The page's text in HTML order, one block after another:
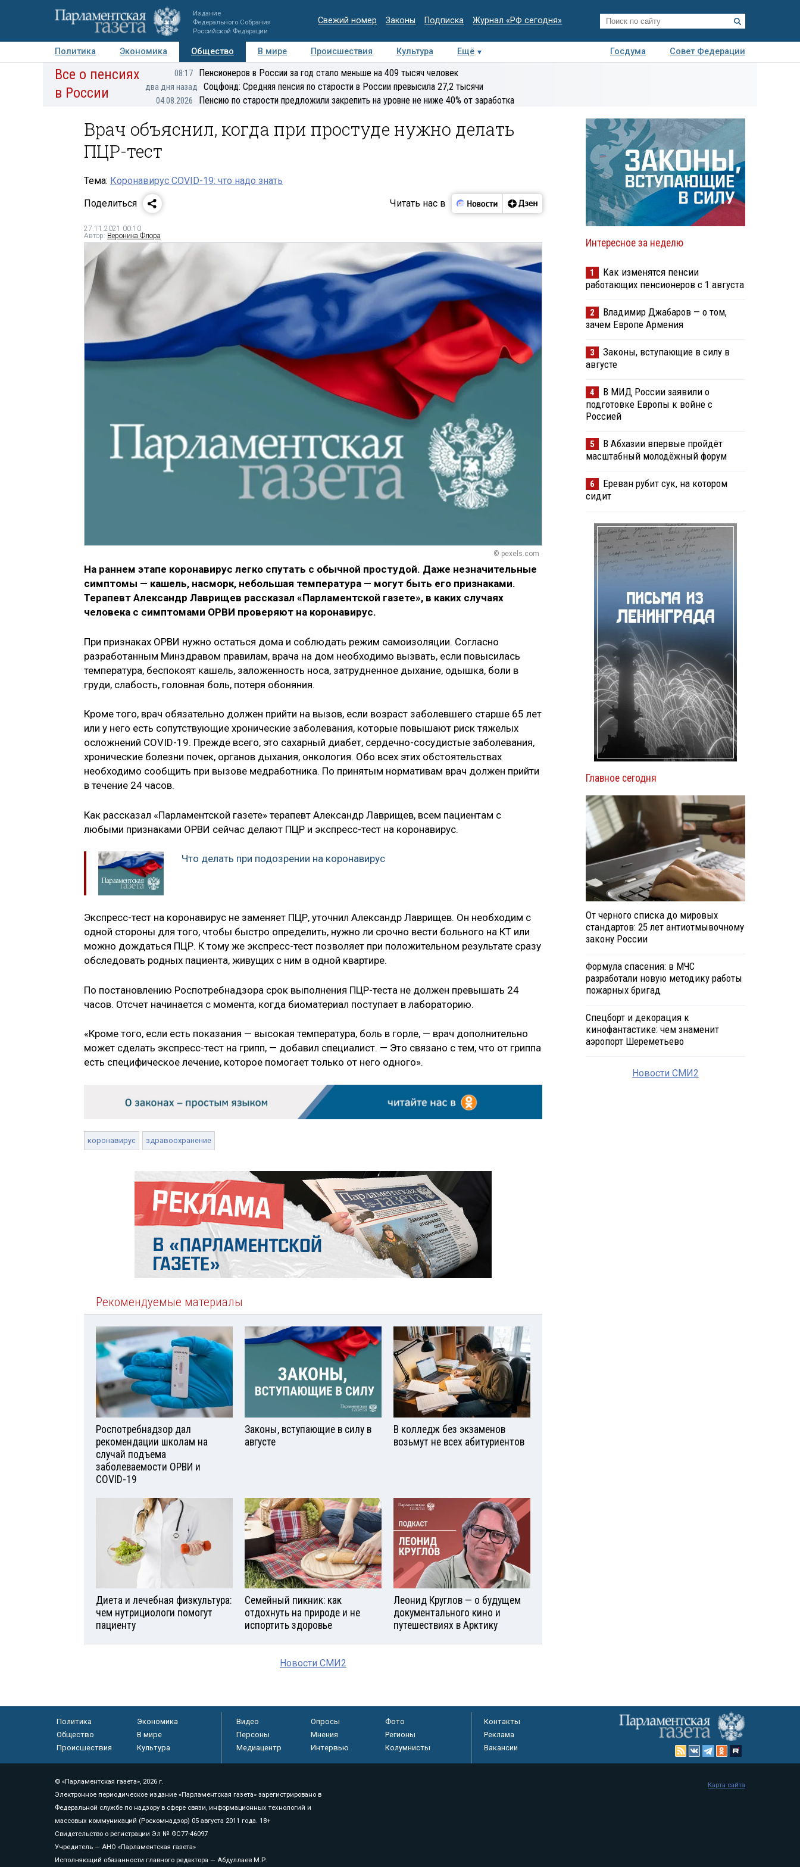
Издание
Федерального Собрания
Российской Федерации
Свежий номер Законы Подписка Журнал «РФ сегодня»
Политика Экономика Общество В мире Происшествия Культура Ещё Госдума
Совет Федерации
Авторы Персоны Мнения Регионы Медиацентр Интервью Колумнисты
Все о пенсиях
в России
08:17 Пенсионеров в России за год стало меньше на 409 тысяч человек
два дня назад Соцфонд: Средняя пенсия по старости в России превысила 27,2 тысячи
04.08.2026 Пенсию по старости предложили закрепить на уровне не ниже 40% от заработка
Врач объяснил, когда при простуде нужно делать
ПЦР-тест
Тема: Коронавирус COVID-19: что надо знать
Поделиться
Читать нас в
27.11.2021 00:10
Автор: Вероника Флора
© pexels.com
На раннем этапе коронавирус легко спутать с обычной простудой. Даже незначительные
симптомы — кашель, насморк, небольшая температура — могут быть его признаками.
Терапевт Александр Лаврищев рассказал «Парламентской газете», в каких случаях
человека с симптомами ОРВИ проверяют на коронавирус.
При признаках ОРВИ нужно остаться дома и соблюдать режим самоизоляции. Согласно
разработанным Минздравом правилам, врача на дом необходимо вызвать, если повысилась
температура, беспокоят кашель, заложенность носа, затрудненное дыхание, одышка, боли в
груди, слабость, головная боль, потеря обоняния.
Кроме того, врач обязательно должен прийти на вызов, если возраст заболевшего старше 65 лет
или у него есть сопутствующие хронические заболевания, которые повышают риск тяжелых
осложнений COVID-19. Прежде всего, это сахарный диабет, сердечно-сосудистые заболевания,
хронические болезни почек, органов дыхания, онкология. Обо всех этих обстоятельствах
необходимо сообщить при вызове медработника. По принятым нормативам врач должен прийти
в течение 24 часов.
Как рассказал «Парламентской газете» терапевт Александр Лаврищев, всем пациентам с
любыми признаками ОРВИ сейчас делают ПЦР и экспресс-тест на коронавирус.
Что делать при подозрении на коронавирус
Экспресс-тест на коронавирус не заменяет ПЦР, уточнил Александр Лаврищев. Он необходим с
одной стороны для того, чтобы быстро определить, нужно ли срочно вести больного на КТ или
можно дождаться ПЦР. К тому же экспресс-тест позволяет при положительном результате сразу
обследовать родных пациента, живущих с ним в одной квартире.
По постановлению Роспотребнадзора срок выполнения ПЦР-теста не должен превышать 24
часов. Отсчет начинается с момента, когда биоматериал поступает в лабораторию.
«Кроме того, если есть показания — высокая температура, боль в горле, — врач дополнительно
может сделать экспресс-тест на грипп, — добавил специалист. — Это связано с тем, что от гриппа
есть специфическое лечение, которое помогает только от него одного».
коронавирус здравоохранение
Рекомендуемые материалы
Роспотребнадзор дал
рекомендации школам на
случай подъема
заболеваемости ОРВИ и
COVID-19
Законы, вступающие в силу в
августе
В колледж без экзаменов
возьмут не всех абитуриентов
Диета и лечебная физкультура:
чем нутрициологи помогут
пациенту
Семейный пикник: как
отдохнуть на природе и не
испортить здоровье
Леонид Круглов — о будущем
документального кино и
путешествиях в Арктику
Новости СМИ2
Интересное за неделю
1
Как изменятся пенсии
работающих пенсионеров с 1 августа
2
Владимир Джабаров — о том,
зачем Европе Армения
3
Законы, вступающие в силу в
августе
4
В МИД России заявили о
подготовке Европы к войне с
Россией
5
В Абхазии впервые пройдёт
масштабный молодёжный форум
6
Ереван рубит сук, на котором
сидит
Главное сегодня
От черного списка до мировых
стандартов: 25 лет антиотмывочному
закону России
Формула спасения: в МЧС
разработали новую методику работы
пожарных бригад
Спецборт и декорация к
кинофантастике: чем знаменит
аэропорт Шереметьево
Новости СМИ2
Политика
Экономика
Общество
В мире
Происшествия
Культура
Видео Опросы
Фото
Персоны
Мнения
Регионы
Медиацентр
Интервью Колумнисты
Контакты
Реклама
Вакансии
© «Парламентская газета», 2026 г.
Электронное периодическое издание «Парламентская газета» зарегистрировано в
Федеральной службе по надзору в сфере связи, информационных технологий и
массовых коммуникаций (Роскомнадзор) 05 августа 2011 года. 18+
Свидетельство о регистрации Эл № ФС77-46097
Учредитель — АНО «Парламентская газета»
Исполняющий обязанности главного редактора — Абдуллаев М.Р.
Карта сайта